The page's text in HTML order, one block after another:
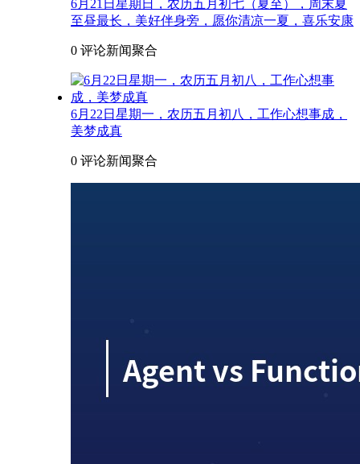
6月21日星期日，农历五月初七（夏至），周末夏
至昼最长，美好伴身旁，愿你清凉一夏，喜乐安康
0 评论新闻聚合
6月22日星期一，农历五月初八，工作心想事成，
美梦成真
0 评论新闻聚合